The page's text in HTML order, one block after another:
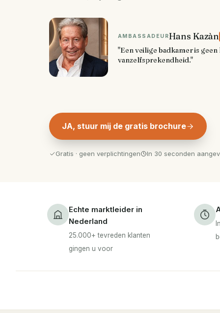
AMBASSADEURHans Kazàn
"Een veilige badkamer is
vanzelfsprekendheid."
JA, stuur mij de gratis brochure
Gratis · geen verplichtingen In 30 seconden
Echte marktleider in
Nederland
25.000+ tevreden klanten
gingen u voor